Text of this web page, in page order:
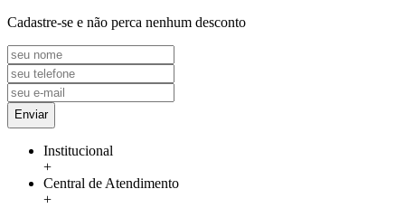
Cadastre-se e não perca nenhum desconto
Enviar
Institucional
+
Central de Atendimento
+